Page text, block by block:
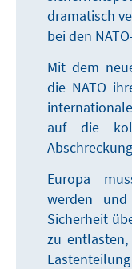
dramatisch
bei den
Mit dem
die NATO
auf die
Europa
werden
Sicherheit
zu